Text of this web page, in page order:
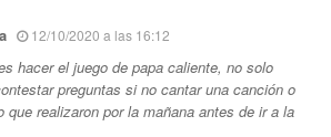
12/10/2020 a las 16:12
hacer el juego de papa caliente, no solo
preguntas si no cantar una canción o
que realizaron por la mañana antes de ir a la